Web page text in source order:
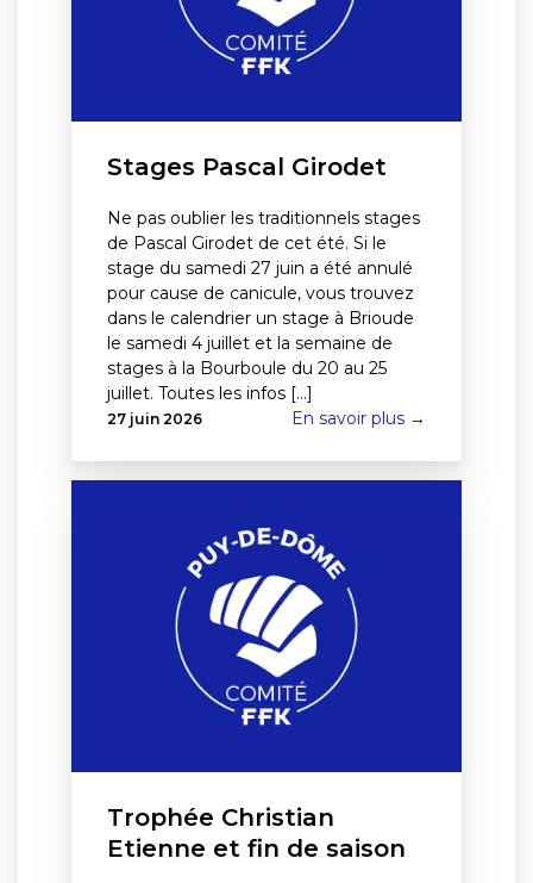
Stages Pascal Girodet
Ne pas oublier les traditionnels stages
de Pascal Girodet de cet été. Si le
stage du samedi 27 juin a été annulé
pour cause de canicule, vous trouvez
dans le calendrier un stage à Brioude
le samedi 4 juillet et la semaine de
stages à la Bourboule du 20 au 25
juillet. Toutes les infos [...]
27 juin 2026 En savoir plus →
Trophée Christian
Etienne et fin de saison